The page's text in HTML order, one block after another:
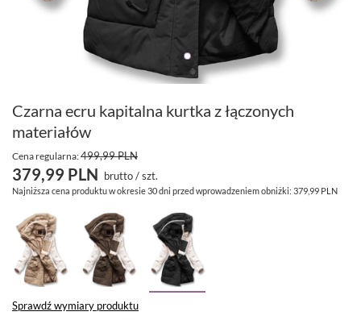
Czarna ecru kapitalna kurtka z łączonych
materiałów
Cena regularna:499,99 PLN
379,99 PLN brutto/szt.
Najniższa cena produktu w okresie 30 dni przed wprowadzeniem obniżki: 379,99 PLN
Sprawdź wymiary produktu